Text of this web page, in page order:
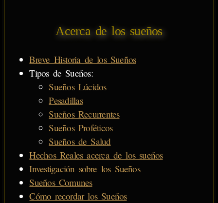
Acerca de los sueños
Breve Historia de los Sueños
Tipos de Sueños:
Sueños Lúcidos
Pesadillas
Sueños Recurrentes
Sueños Proféticos
Sueños de Salud
Hechos Reales acerca de los sueños
Investigación sobre los Sueños
Sueños Comunes
Cómo recordar los Sueños